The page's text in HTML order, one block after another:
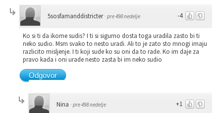
-4
5sosfamanddistricter · pre 498 nedelje
Ko si ti da ikome sudis? I ti si sigurno dosta toga uradila zasto bi ti
neko sudio. Msm svako to nesto uradi. Ali to je zato sto mnogi imaju
razlicito misljenje. I ti koji sude ko su oni da to rade. Ko im daje za
pravo kada i oni urade nesto zasta bi im neko sudio
Odgovor
+1
Nina · pre 498 nedelje